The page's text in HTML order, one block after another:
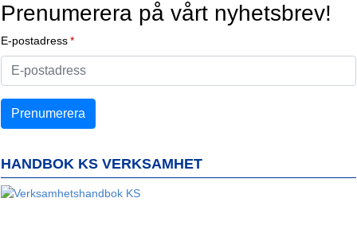
Prenumerera på vårt nyhetsbrev!
E-postadress
HANDBOK KS VERKSAMHET